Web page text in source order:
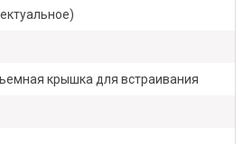
крышка для встраивания